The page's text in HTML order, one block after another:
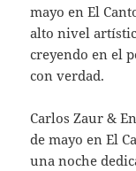
mayo en El
alto nivel
creyendo en el
con verdad.
Carlos Zaur &
de mayo en El
una noche